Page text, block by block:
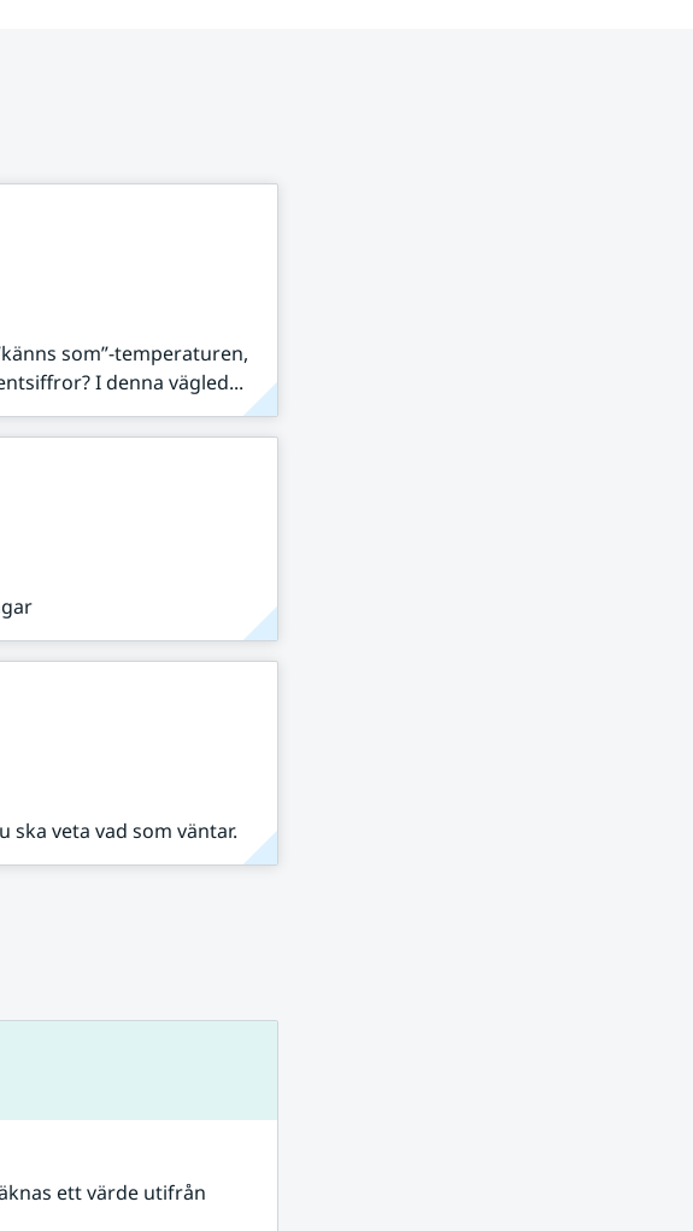
som”-temperaturen,
I denna vägled...
veta vad som väntar.
ett värde utifrån